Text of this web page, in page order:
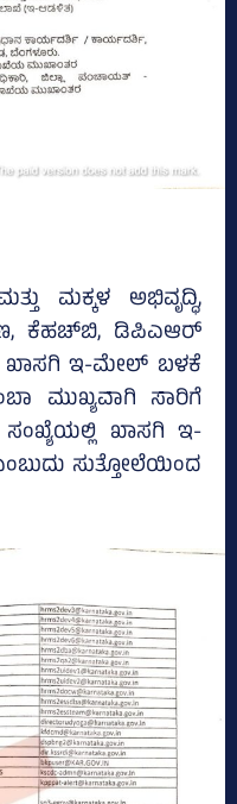
ಮಕ್ಕಳ ಅಭಿವೃದ್ಧಿ,
ಕೆಹಚ್‌ಬಿ, ಡಿಪಿಎಆರ್‌
ಖಾಸಗಿ ಇ-ಮೇಲ್‌ ಬಳಕೆ
ಮುಖ್ಯವಾಗಿ ಸಾರಿಗೆ
ಖಾಸಗಿ ಇ-
ಸುತ್ತೋಲೆಯಿಂದ